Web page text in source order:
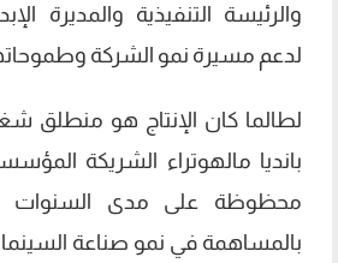
والرئيسة التنفيذية والمديرة
لدعم مسيرة نمو الشركة
لطالما كان الإنتاج هو منطلق
بانديا مالهوتراء الشريكة
محظوظة على مدى السنوات
بالمساهمة في نمو صناعة